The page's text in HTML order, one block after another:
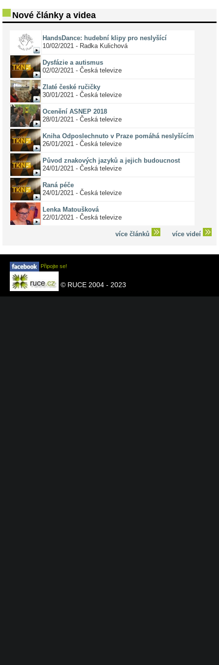
Nové články a videa
HandsDance: hudební klipy pro neslyšící
10/02/2021 - Radka Kulichová
Dysfázie a autismus
02/02/2021 - Česká televize
Zlaté české ručičky
30/01/2021 - Česká televize
Ocenění ASNEP 2018
28/01/2021 - Česká televize
Kniha Odposlechnuto v Praze pomáhá neslyšícím
26/01/2021 - Česká televize
Původ znakových jazyků a jejich budoucnost
24/01/2021 - Česká televize
Raná péče
24/01/2021 - Česká televize
Lenka Matoušková
22/01/2021 - Česká televize
více článků více videí
Připojte se!
© RUCE 2004 - 2023